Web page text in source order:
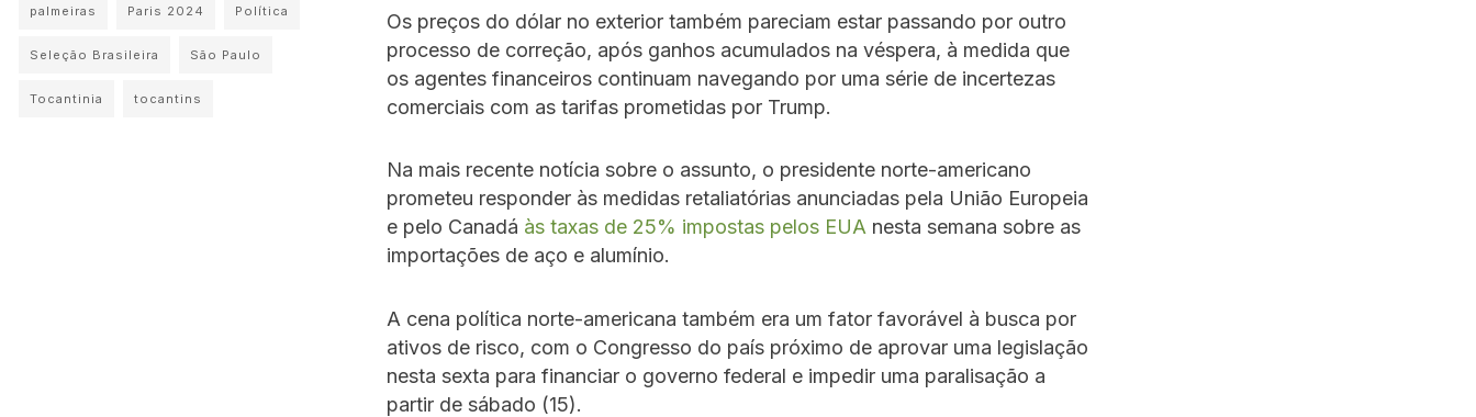
Os preços do dólar no exterior também pareciam estar passando por outro
processo de correção, após ganhos acumulados na véspera, à medida que
os agentes financeiros continuam navegando por uma série de incertezas
comerciais com as tarifas prometidas por Trump.
Na mais recente notícia sobre o assunto, o presidente norte-americano
prometeu responder às medidas retaliatórias anunciadas pela União Europeia
e pelo Canadá às taxas de 25% impostas pelos EUA nesta semana sobre as
importações de aço e alumínio.
A cena política norte-americana também era um fator favorável à busca por
ativos de risco, com o Congresso do país próximo de aprovar uma legislação
nesta sexta para financiar o governo federal e impedir uma paralisação a
partir de sábado (15).
palmeiras Paris 2024 Política
Seleção Brasileira São Paulo
Tocantinia tocantins